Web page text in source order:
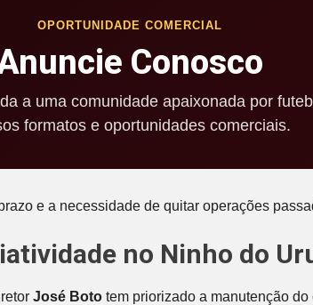
OPORTUNIDADE COMERCIAL
Conosco
a uma comunidade apaixonada por
formatos e oportunidades comerciais.
e a necessidade de quitar operações
no Ninho do
José Boto tem priorizado a manutenção